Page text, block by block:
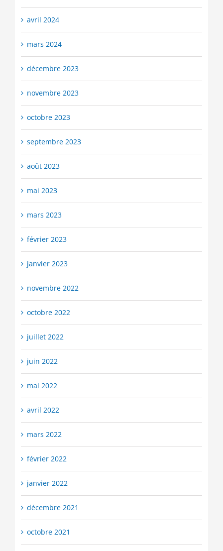
avril 2024
mars 2024
décembre 2023
novembre 2023
octobre 2023
septembre 2023
août 2023
mai 2023
mars 2023
février 2023
janvier 2023
novembre 2022
octobre 2022
juillet 2022
juin 2022
mai 2022
avril 2022
mars 2022
février 2022
janvier 2022
décembre 2021
octobre 2021